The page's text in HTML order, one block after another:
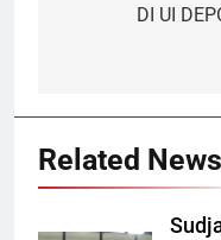
DI UI
Related News